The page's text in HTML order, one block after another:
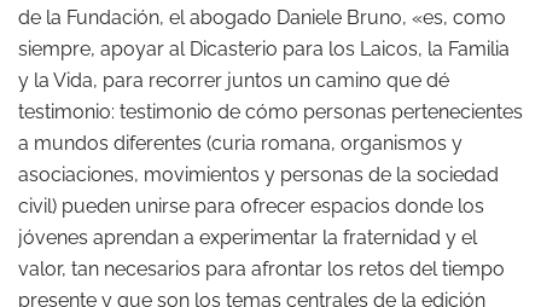
de la Fundación, el abogado Daniele Bruno, «es, como
siempre, apoyar al Dicasterio para los Laicos, la Familia
y la Vida, para recorrer juntos un camino que dé
testimonio: testimonio de cómo personas pertenecientes
a mundos diferentes (curia romana, organismos y
asociaciones, movimientos y personas de la sociedad
civil) pueden unirse para ofrecer espacios donde los
jóvenes aprendan a experimentar la fraternidad y el
valor, tan necesarios para afrontar los retos del tiempo
presente y que son los temas centrales de la edición